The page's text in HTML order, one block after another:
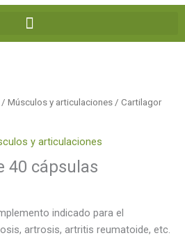
/ Músculos y articulaciones / Cartilagor
y articulaciones
40 cápsulas
indicado para el
artrosis, artritis reumatoide, etc.